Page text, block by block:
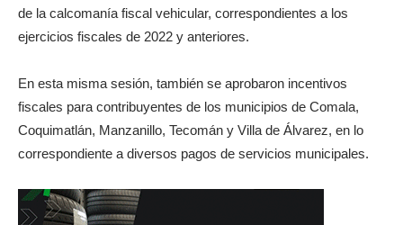
de la calcomanía fiscal vehicular, correspondientes a los
ejercicios fiscales de 2022 y anteriores.
En esta misma sesión, también se aprobaron incentivos
fiscales para contribuyentes de los municipios de Comala,
Coquimatlán, Manzanillo, Tecomán y Villa de Álvarez, en lo
correspondiente a diversos pagos de servicios municipales.